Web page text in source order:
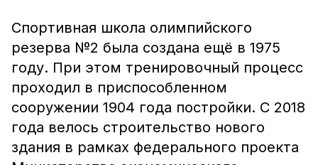
Спортивная школа олимпийского
резерва №2 была создана ещё в 1975
году. При этом тренировочный процесс
проходил в приспособленном
сооружении 1904 года постройки. С 2018
года велось строительство нового
здания в рамках федерального проекта